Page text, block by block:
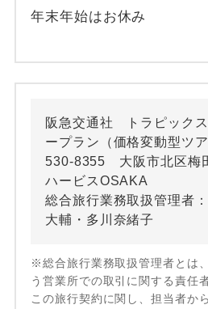
年末年始はお休み
阪急交通社 トラピック
ープラン（価格変動型ツア
530-8355 大阪市北区梅
ハービスOSAKA
総合旅行業務取扱管理者
大輔・多川奈緒子
※総合旅行業務取扱管理者とは
う営業所での取引に関する責任
この旅行契約に関し、担当者か